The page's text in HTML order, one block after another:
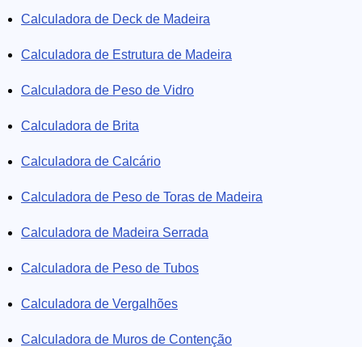
Calculadora de Deck de Madeira
Calculadora de Estrutura de Madeira
Calculadora de Peso de Vidro
Calculadora de Brita
Calculadora de Calcário
Calculadora de Peso de Toras de Madeira
Calculadora de Madeira Serrada
Calculadora de Peso de Tubos
Calculadora de Vergalhões
Calculadora de Muros de Contenção